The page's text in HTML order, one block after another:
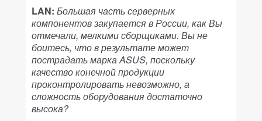
LAN: Большая часть серверных
компонентов закупается в России, как Вы
отмечали, мелкими сборщиками. Вы не
боитесь, что в результате может
пострадать марка ASUS, поскольку
качество конечной продукции
проконтролировать невозможно, а
сложность оборудования достаточно
высока?